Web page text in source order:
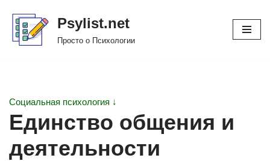
Перейти
Psylist.net
Просто о Психологии
Социальная психология ↓
Единство общения и
деятельности